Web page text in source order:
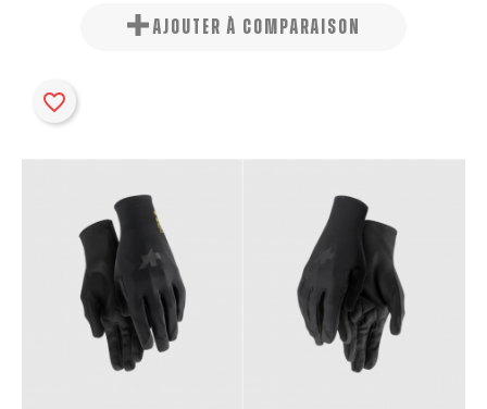
AJOUTER À COMPARAISON
favorite_border